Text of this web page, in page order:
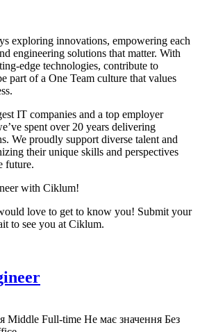
exploring innovations, empowering each
engineering solutions that matter. With
edge technologies, contribute to
part of a One Team culture that values
IT companies and a top employer
spent over 20 years delivering
We proudly support diverse talent and
their unique skills and perspectives
future.
with Ciklum!
love to get to know you! Submit your
to see you at Ciklum.
Middle Full-time Не має значення Без